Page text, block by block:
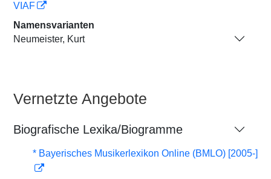
VIAF
Namensvarianten
Neumeister, Kurt
Vernetzte Angebote
Biografische Lexika/Biogramme
* Bayerisches Musikerlexikon Online (BMLO) [2005-]